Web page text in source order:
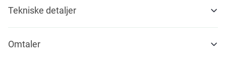
Tekniske detaljer
Omtaler